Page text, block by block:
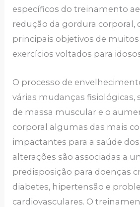
específicos do treinamento
redução da gordura corporal,
principais objetivos de
exercícios voltados para
O processo de
várias mudanças fisiológicas,
de massa muscular e o
corporal algumas das mais
impactantes para a saúde dos
alterações são associadas a
predisposição para doenças
diabetes, hipertensão e
cardiovasculares. O